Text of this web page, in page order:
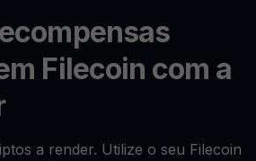
Filecoin com a
a render. Utilize o seu Filecoin